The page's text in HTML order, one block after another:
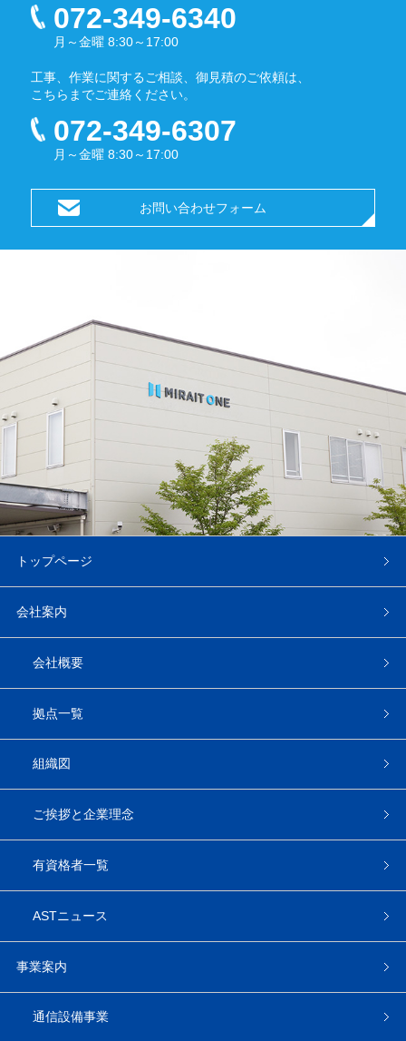
072-349-6340
月～金曜 8:30～17:00
工事、作業に関するご相談、御見積のご依頼は、
こちらまでご連絡ください。
072-349-6307
月～金曜 8:30～17:00
お問い合わせフォーム
トップページ
会社案内
会社概要
拠点一覧
組織図
ご挨拶と企業理念
有資格者一覧
ASTニュース
事業案内
通信設備事業